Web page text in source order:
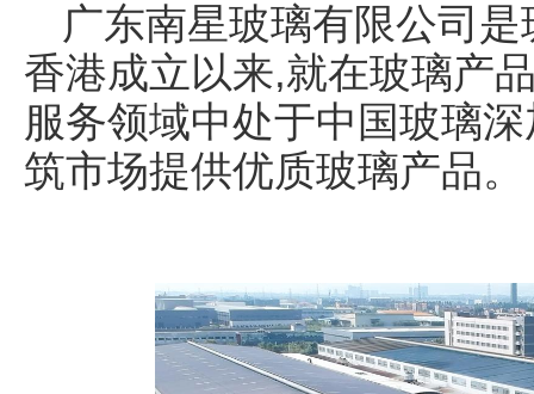
广东南星玻璃有限公司
香港成立以来,就在玻璃产
服务领域中处于中国玻璃
筑市场提供优质玻璃产品。